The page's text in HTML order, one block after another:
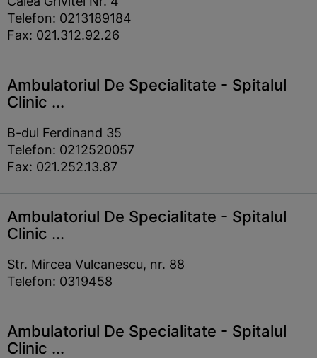
Telefon: 0213189184
Fax: 021.312.92.26
Ambulatoriul De Specialitate - Spitalul
Clinic ...
B-dul Ferdinand 35
Telefon: 0212520057
Fax: 021.252.13.87
Ambulatoriul De Specialitate - Spitalul
Clinic ...
Str. Mircea Vulcanescu, nr. 88
Telefon: 0319458
Ambulatoriul De Specialitate - Spitalul
Clinic ...